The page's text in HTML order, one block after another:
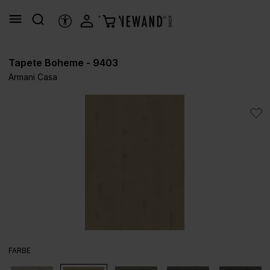
springen
HILFSTOOLS
Tapete Boheme - 9403
Armani Casa
FARBE